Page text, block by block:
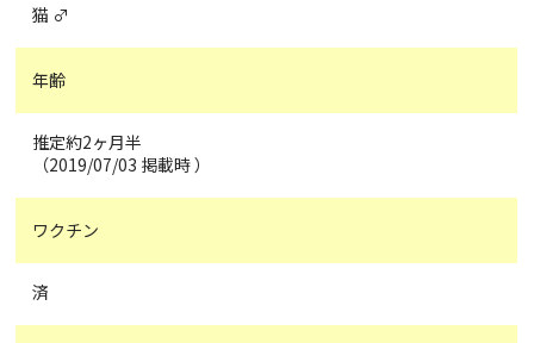
猫 ♂
年齢
推定約2ヶ月半
（2019/07/03 掲載時 ）
ワクチン
済